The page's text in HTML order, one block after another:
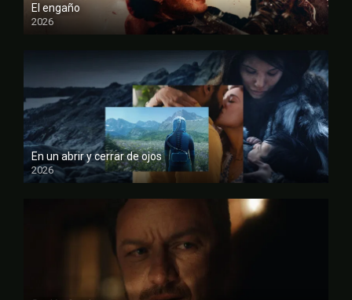
El engaño
2026
FULL HD
En un abrir y cerrar de ojos
2026
FULL HD